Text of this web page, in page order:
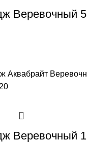
Веревочный
Веревочный